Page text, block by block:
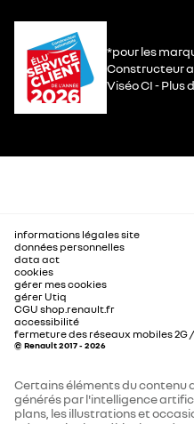
*pour les
Constructeur
Viséo CI - Plus
informations légales site
données personnelles
data act
cookies
gérer mes cookies
gérer Utiq
CGU shop.renault.fr
accessibilité
fermeture des réseaux mobiles 2G
© Renault 2017 - 2026
Certains éléments du contenu
générés par l'intelligence
plans, les illustrations et